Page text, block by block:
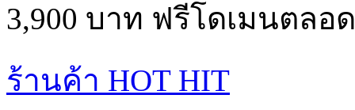
3,900 บาท ฟรีโดเมนตลอ
ร้านค้า HOT HIT